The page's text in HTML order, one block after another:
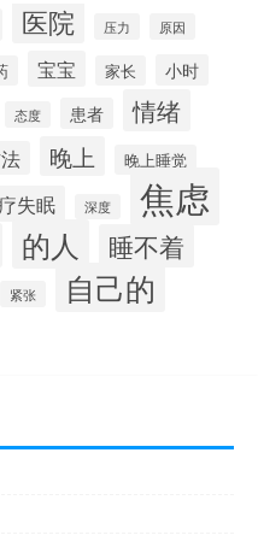
医院 压力 原因
宝宝 家长 小时
态度 患者 情绪
晚上
晚上睡觉
失眠 深度 焦虑
的人 睡不着
紧张 自己的